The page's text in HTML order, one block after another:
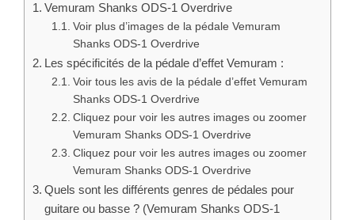
Vemuram Shanks ODS-1 Overdrive
Voir plus d’images de la pédale Vemuram
Shanks ODS-1 Overdrive
Les spécificités de la pédale d’effet Vemuram :
Voir tous les avis de la pédale d’effet Vemuram
Shanks ODS-1 Overdrive
Cliquez pour voir les autres images ou zoomer
Vemuram Shanks ODS-1 Overdrive
Cliquez pour voir les autres images ou zoomer
Vemuram Shanks ODS-1 Overdrive
Quels sont les différents genres de pédales pour
guitare ou basse ? (Vemuram Shanks ODS-1